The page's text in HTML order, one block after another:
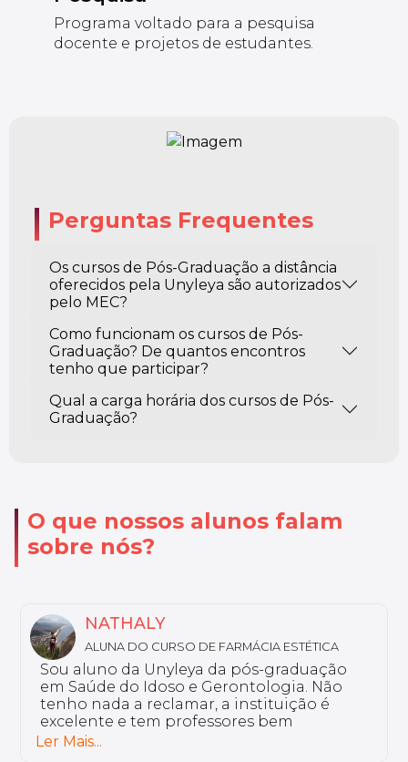
Programa voltado para a pesquisa
docente e projetos de estudantes.
Perguntas Frequentes
Os cursos de Pós-Graduação a distância
oferecidos pela Unyleya são autorizados
pelo MEC?
Como funcionam os cursos de Pós-
Graduação? De quantos encontros
tenho que participar?
Qual a carga horária dos cursos de Pós-
Graduação?
O que nossos alunos falam
sobre nós?
MARIA LUIZA
ALUNA DO CURSO DE DISLEXIA E DISTÚRBIOS
DE LEITURA E ESCRITA
Eu curso a pós-graduação em Dislexia e
Distúrbios de Leitura e Escrita. Por que eu
escolhi o curso Unyleya? Porque ele vai de
encontro com a minha rotina. Temos uma
plataforma colaborativa, onde o aluno é